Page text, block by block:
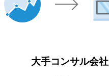
大手コンサル会社